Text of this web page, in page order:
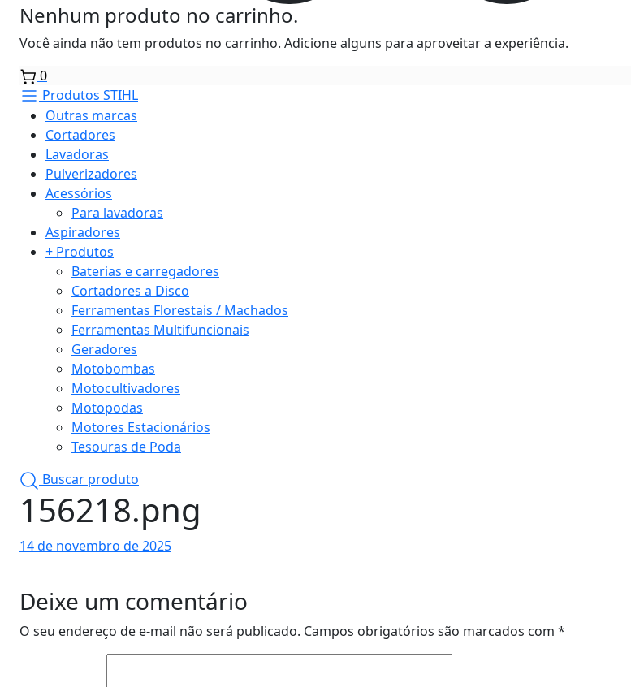
Nenhum produto no carrinho.
Você ainda não tem produtos no carrinho. Adicione alguns para aproveitar a experiência.
0
Produtos STIHL
Outras marcas
Cortadores
Lavadoras
Pulverizadores
Acessórios
Para lavadoras
Aspiradores
+ Produtos
Baterias e carregadores
Cortadores a Disco
Ferramentas Florestais / Machados
Ferramentas Multifuncionais
Geradores
Motobombas
Motocultivadores
Motopodas
Motores Estacionários
Tesouras de Poda
Buscar produto
156218.png
14 de novembro de 2025
Deixe um comentário
O seu endereço de e-mail não será publicado. Campos obrigatórios são marcados com *